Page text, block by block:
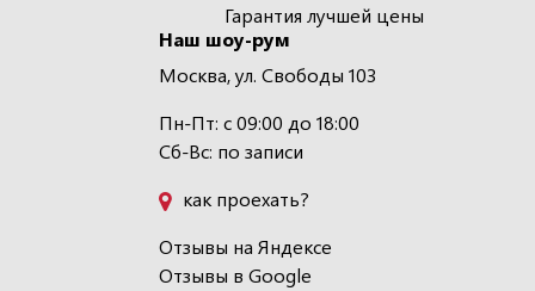
Гарантия лучшей цены
Наш шоу-рум
Москва, ул. Свободы 103
Пн-Пт: с 09:00 до 18:00
Сб-Вс: по записи
как проехать?
Отзывы на Яндексе
Отзывы в Google